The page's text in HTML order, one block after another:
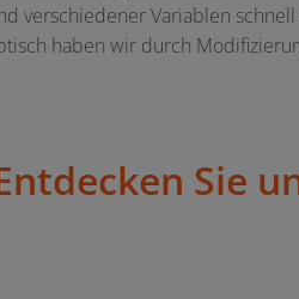
verschiedener Variablen
haben wir durch
Sie